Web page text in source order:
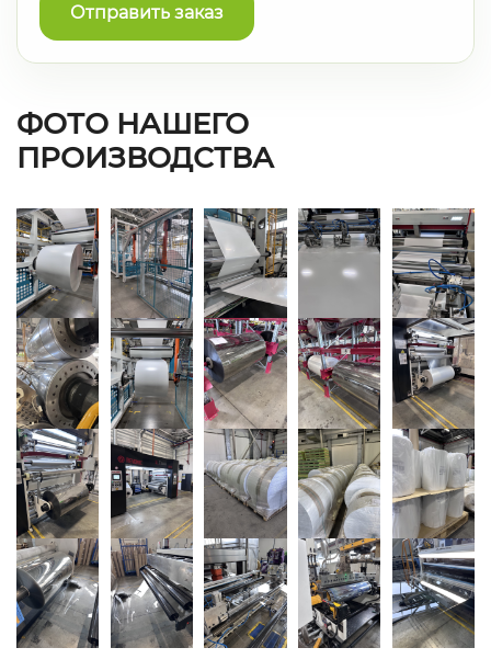
Отправить заказ
ФОТО НАШЕГО
ПРОИЗВОДСТВА